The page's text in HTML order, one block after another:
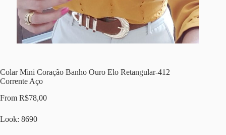
Colar Mini Coração Banho Ouro Elo Retangular-412
Corrente Aço
From R$78,00
Look: 8690